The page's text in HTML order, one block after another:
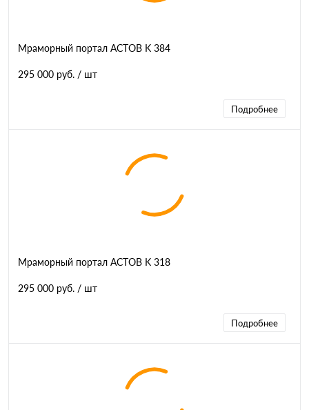
Мраморный портал АСТОВ K 384
295 000 руб. / шт
Подробнее
Мраморный портал АСТОВ K 318
295 000 руб. / шт
Подробнее